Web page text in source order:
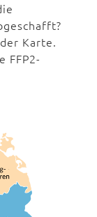
Karte.
FFP2-